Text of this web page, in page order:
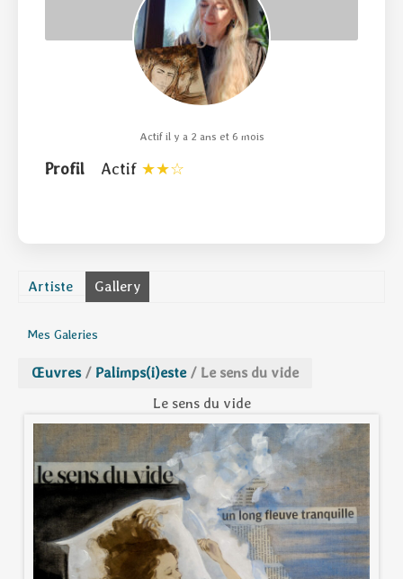
Actif il y a 2 ans et 6 mois
Profil Actif
Artiste Gallery
Mes Galeries
Œuvres / Palimps(i)este / Le sens du vide
Le sens du vide